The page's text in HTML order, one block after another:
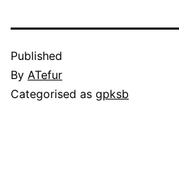
Published
By ATefur
Categorised as gpksb